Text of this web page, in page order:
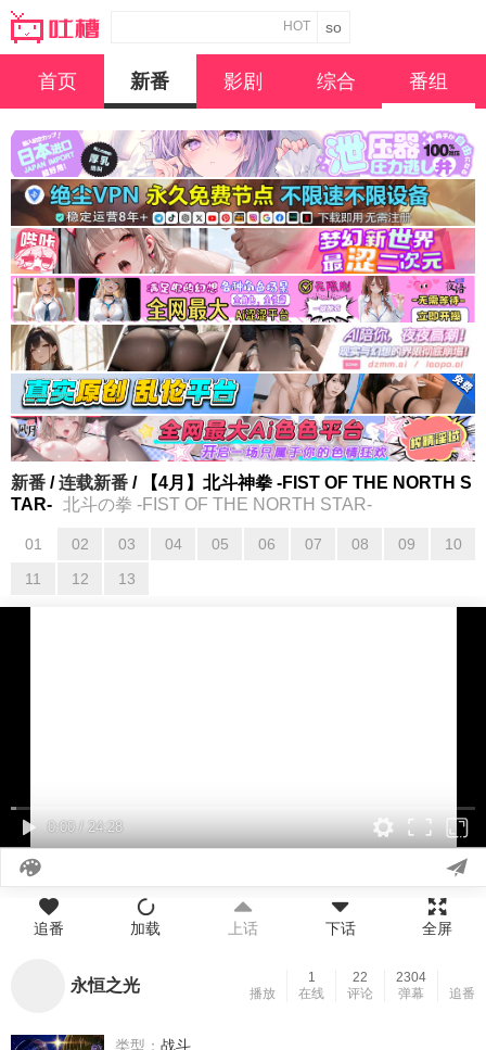
HOT
首页 新番 影剧 综合 番组
新番 /连载新番 / 【4月】北斗神拳 -FIST OF THE NORTH S
TAR- 北斗の拳 -FIST OF THE NORTH STAR-
01
01
02
02
03
03
04
05
06
07
08
09
10
11
11
12
13
0:00/ 24:28
追番 加载 上话 下话 全屏
播放
1
在线
22
评论
2304
弹幕
追番
永恒之光
类型： 战斗